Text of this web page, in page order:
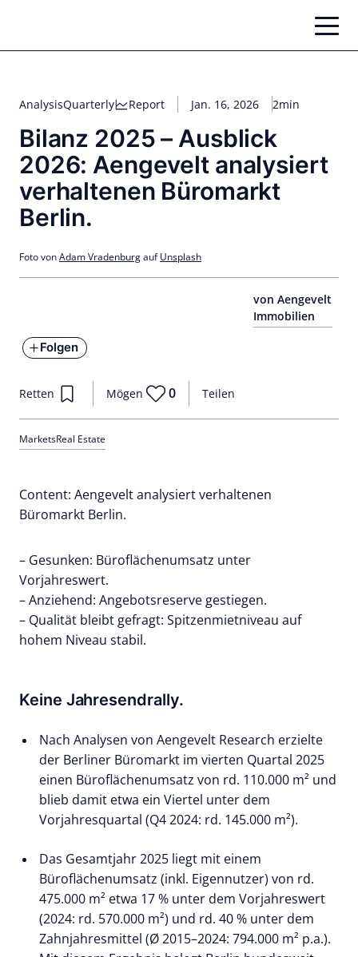
springen
AnalysisQuarterly Report Jan. 16, 2026 2min
Bilanz 2025 – Ausblick
2026: Aengevelt analysiert
verhaltenen Büromarkt
Berlin.
von Aengevelt
Immobilien
Folgen
Teilen
Retten Mögen 0
MarketsReal Estate
Foto vonAdam VradenburgaufUnsplash
Content: Aengevelt analysiert verhaltenen
Büromarkt Berlin.
– Gesunken: Büroflächenumsatz unter
Vorjahreswert.
– Anziehend: Angebotsreserve gestiegen.
– Qualität bleibt gefragt: Spitzenmietniveau auf
hohem Niveau stabil.
Keine Jahresendrally.
Nach Analysen von Aengevelt Research erzielte
der Berliner Büromarkt im vierten Quartal 2025
einen Büroflächenumsatz von rd. 110.000 m² und
blieb damit etwa ein Viertel unter dem
Vorjahresquartal (Q4 2024: rd. 145.000 m²).
Das Gesamtjahr 2025 liegt mit einem
Büroflächenumsatz (inkl. Eigennutzer) von rd.
475.000 m² etwa 17 % unter dem Vorjahreswert
(2024: rd. 570.000 m²) und rd. 40 % unter dem
Zahnjahresmittel (Ø 2015–2024: 794.000 m² p.a.).